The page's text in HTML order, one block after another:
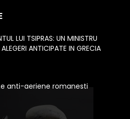
LUI TSIPRAS: UN MINISTRU
ANTICIPATE IN GRECIA
anti-aeriene romanesti